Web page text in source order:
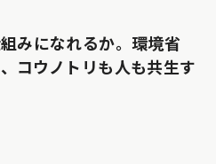
みになれるか。環境省
コウノトリも人も共生す